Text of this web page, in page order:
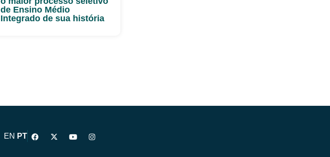
de Ensino Médio
Integrado de sua história
EN PT
F
a
X
-
Y
o
I
n